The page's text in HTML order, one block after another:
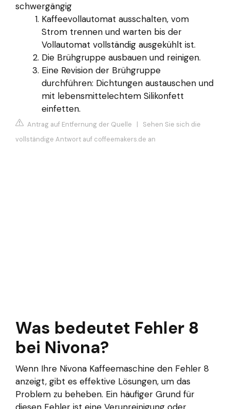
schwergängig
Kaffeevollautomat ausschalten, vom
Strom trennen und warten bis der
Vollautomat vollständig ausgekühlt ist.
Die Brühgruppe ausbauen und reinigen.
Eine Revision der Brühgruppe
durchführen: Dichtungen austauschen und
mit lebensmittelechtem Silikonfett
einfetten.
Antrag auf Entfernung der Quelle | Sehen Sie sich die
vollständige Antwort auf coffeemakers.de an
Was bedeutet Fehler 8
bei Nivona?
Wenn Ihre Nivona Kaffeemaschine den Fehler 8
anzeigt, gibt es effektive Lösungen, um das
Problem zu beheben. Ein häufiger Grund für